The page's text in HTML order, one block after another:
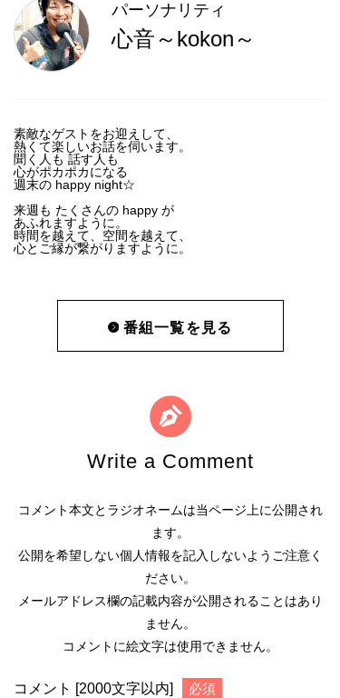
パーソナリティ
心音～kokon～
素敵なゲストをお迎えして、
熱くて楽しいお話を伺います。
聞く人も 話す人も
心がポカポカになる
週末の happy night☆
来週も たくさんの happy が
あふれますように。
時間を越えて、空間を越えて、
心とご縁が繋がりますように。
番組一覧を見る
Write a Comment
コメント本文とラジオネームは当ページ上に公開され
ます。
公開を希望しない個人情報を記入しないようご注意く
ださい。
メールアドレス欄の記載内容が公開されることはあり
ません。
コメントに絵文字は使用できません。
コメント [2000文字以内] 必須